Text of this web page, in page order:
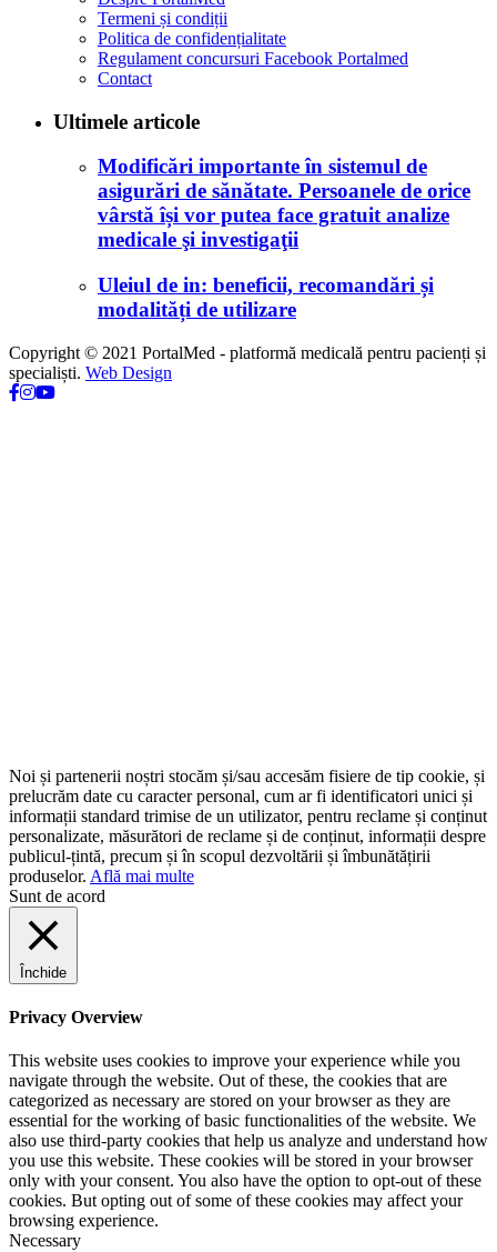
Termeni și condiții
Politica de confidențialitate
Regulament concursuri Facebook Portalmed
Contact
Ultimele articole
Modificări importante în sistemul de
asigurări de sănătate. Persoanele de orice
vârstă își vor putea face gratuit analize
medicale şi investigaţii
Uleiul de in: beneficii, recomandări și
modalități de utilizare
Copyright © 2021 PortalMed - platformă medicală pentru pacienți și
specialiști. Web Design
Noi și partenerii noștri stocăm și/sau accesăm fisiere de tip cookie, și
prelucrăm date cu caracter personal, cum ar fi identificatori unici și
informații standard trimise de un utilizator, pentru reclame și conținut
personalizate, măsurători de reclame și de conținut, informații despre
publicul-țintă, precum și în scopul dezvoltării și îmbunătățirii
produselor. Află mai multe
Sunt de acord
Închide
Privacy Overview
This website uses cookies to improve your experience while you
navigate through the website. Out of these, the cookies that are
categorized as necessary are stored on your browser as they are
essential for the working of basic functionalities of the website. We
also use third-party cookies that help us analyze and understand how
you use this website. These cookies will be stored in your browser
only with your consent. You also have the option to opt-out of these
cookies. But opting out of some of these cookies may affect your
browsing experience.
Necessary